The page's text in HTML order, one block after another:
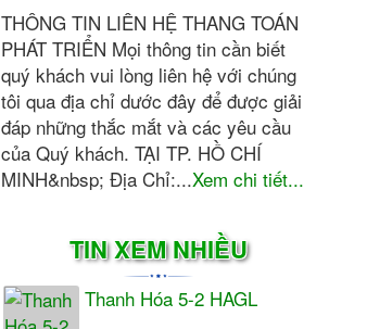
THÔNG TIN LIÊN HỆ THANG TOÁN
PHÁT TRIỂN Mọi thông tin cần biết
quý khách vui lòng liên hệ với chúng
tôi qua địa chỉ dước đây để được giải
đáp những thắc mắt và các yêu cầu
của Quý khách. TẠI TP. HỒ CHÍ
MINH&nbsp; Địa Chỉ:...Xem chi tiết...
TIN XEM NHIỀU
Thanh Hóa 5-2 HAGL